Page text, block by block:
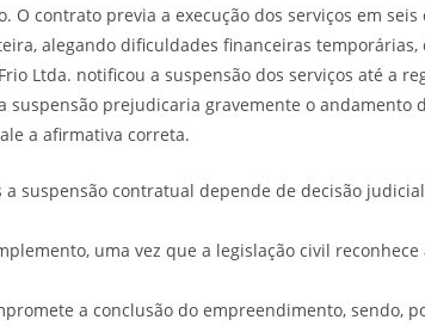
contrato previa a execução dos serviços em
alegando dificuldades financeiras
Ltda. notificou a suspensão dos serviços até a
prejudicaria gravemente o andamento
a afirmativa correta.
suspensão contratual depende de decisão
uma vez que a legislação civil
a conclusão do empreendimento, sendo,